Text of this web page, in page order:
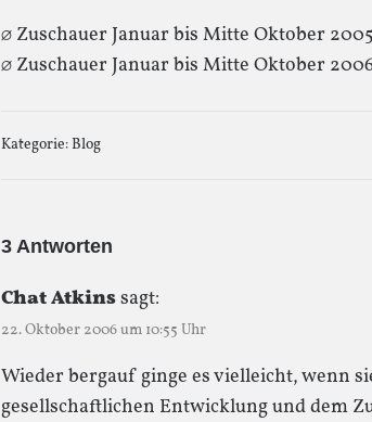
∅ Zuschauer Januar bis Mitte Oktober
∅ Zuschauer Januar bis Mitte Oktober
Kategorie:Blog
3 Antworten
Chat Atkinssagt:
22. Oktober 2006 um 10:55 Uhr
Wieder bergauf ginge es vielleicht, wenn
gesellschaftlichen Entwicklung und dem